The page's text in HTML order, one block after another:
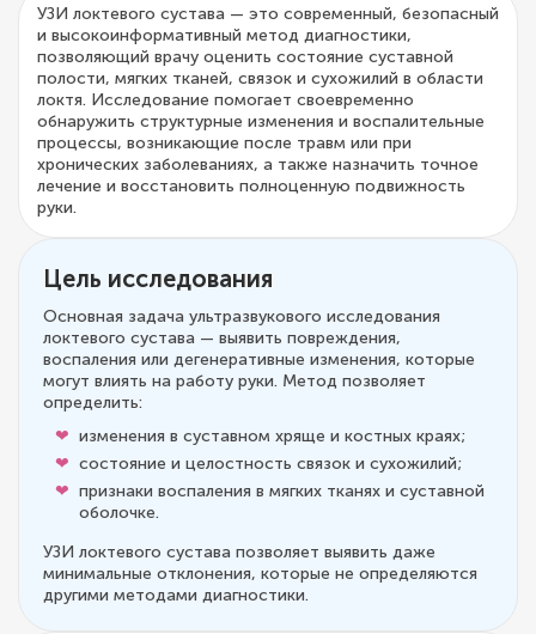
УЗИ локтевого сустава — это современный, безопасный
и высокоинформативный метод диагностики,
позволяющий врачу оценить состояние суставной
полости, мягких тканей, связок и сухожилий в области
локтя. Исследование помогает своевременно
обнаружить структурные изменения и воспалительные
процессы, возникающие после травм или при
хронических заболеваниях, а также назначить точное
лечение и восстановить полноценную подвижность
руки.
Цель исследования
Основная задача ультразвукового исследования
локтевого сустава — выявить повреждения,
воспаления или дегенеративные изменения, которые
могут влиять на работу руки. Метод позволяет
определить:
изменения в суставном хряще и костных краях;
состояние и целостность связок и сухожилий;
признаки воспаления в мягких тканях и суставной
оболочке.
УЗИ локтевого сустава позволяет выявить даже
минимальные отклонения, которые не определяются
другими методами диагностики.